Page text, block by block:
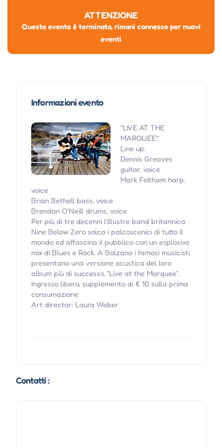
ATTENZIONE
Questo evento è terminato, rimani connesso per nuovi
eventi
Informazioni evento
"LIVE AT THE
MARQUEE"
Line up:
Dennis Greaves
guitar, voice
Mark Feltham harp,
voice
Brian Bethell bass, voice
Brendan O'Neill drums, voice
Per più di tre decenni l’illustre band britannica
Nine Below Zero solca i palcoscenici di tutto il
mondo ed affascina il pubblico con un esplosivo
mix di Blues e Rock. A Bolzano i famosi musicisti
presentano una versione acustica del loro
album più di successo, “Live at the Marquee“.
Ingresso libero, supplemento di € 10 sulla prima
consumazione
Art director: Laura Weber
Contatti :